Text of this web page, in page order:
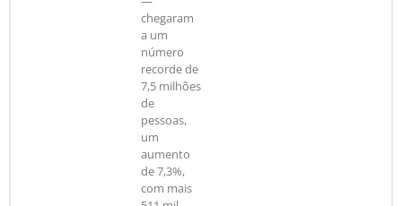
chegaram
a um
número
recorde de
7,5 milhões
de
pessoas,
um
aumento
de 7,3%,
com mais